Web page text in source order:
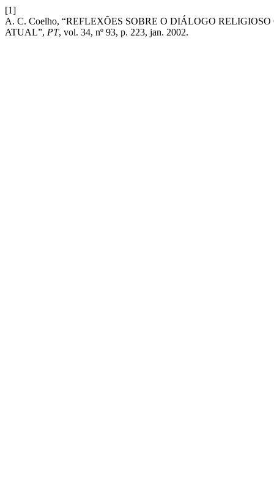
[1]
A. C. Coelho, “REFLEXÕES SOBRE O DIÁLOGO
ATUAL”, PT, vol. 34, nº 93, p. 223, jan. 2002.